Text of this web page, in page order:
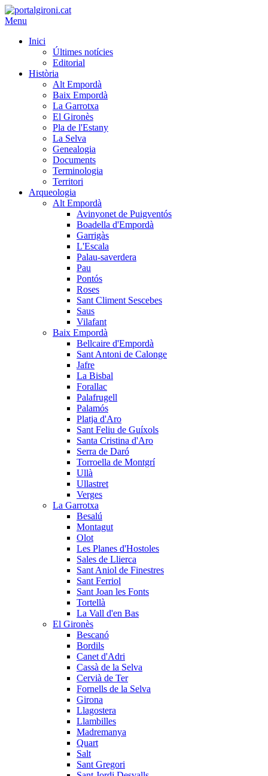
Menu
Inici
Últimes notícies
Editorial
Història
Alt Empordà
Baix Empordà
La Garrotxa
El Gironès
Pla de l'Estany
La Selva
Genealogia
Documents
Terminologia
Territori
Arqueologia
Alt Empordà
Avinyonet de Puigventós
Boadella d'Empordà
Garrigàs
L'Escala
Palau-saverdera
Pau
Pontós
Roses
Sant Climent Sescebes
Saus
Vilafant
Baix Empordà
Bellcaire d'Empordà
Sant Antoni de Calonge
Jafre
La Bisbal
Forallac
Palafrugell
Palamós
Platja d'Aro
Sant Feliu de Guíxols
Santa Cristina d'Aro
Serra de Daró
Torroella de Montgrí
Ullà
Ullastret
Verges
La Garrotxa
Besalú
Montagut
Olot
Les Planes d'Hostoles
Sales de Llierca
Sant Aniol de Finestres
Sant Ferriol
Sant Joan les Fonts
Tortellà
La Vall d'en Bas
El Gironès
Bescanó
Bordils
Canet d'Adri
Cassà de la Selva
Cervià de Ter
Fornells de la Selva
Girona
Llagostera
Llambilles
Madremanya
Quart
Salt
Sant Gregori